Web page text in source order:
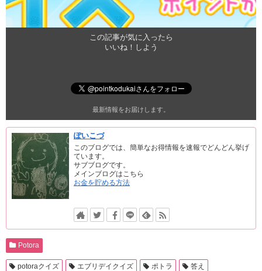
この記事が気に入ったら
いいね！しよう
最新情報をお届けします。
ぽいこづ
このブログでは、簡単なお得情報を速報でどんどん挙げ
ています。
サブブログです。
メインブログはこちら
お金を貯める方法
Potora
potoraクイズ エブリデイクイズ ポトラ 答え